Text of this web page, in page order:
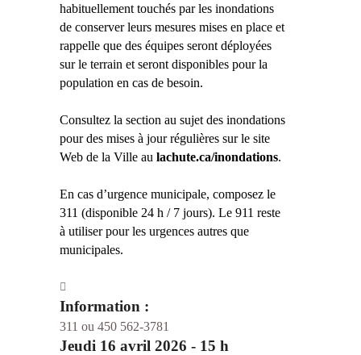
habituellement touchés par les inondations
de conserver leurs mesures mises en place et
rappelle que des équipes seront déployées
sur le terrain et seront disponibles pour la
population en cas de besoin.
Consultez la section au sujet des inondations
pour des mises à jour régulières sur le site
Web de la Ville au lachute.ca/inondations.
En cas d’urgence municipale, composez le
311 (disponible 24 h / 7 jours). Le 911 reste
à utiliser pour les urgences autres que
municipales.
Information :
311 ou 450 562-3781
Jeudi 16 avril 2026 - 15 h